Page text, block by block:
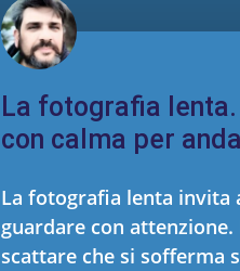
La fotografia
con calma per
La fotografia lenta invita
guardare con attenzione.
scattare che si sofferma